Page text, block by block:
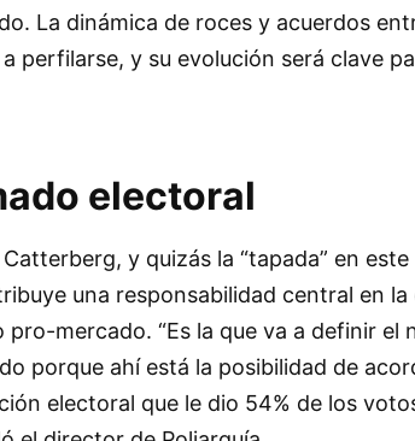
La dinámica de roces y acuerdos
perfilarse, y su evolución será clave
electoral
y quizás la “tapada” en este
una responsabilidad central en
mercado. “Es la que va a definir el
porque ahí está la posibilidad de
electoral que le dio 54% de los